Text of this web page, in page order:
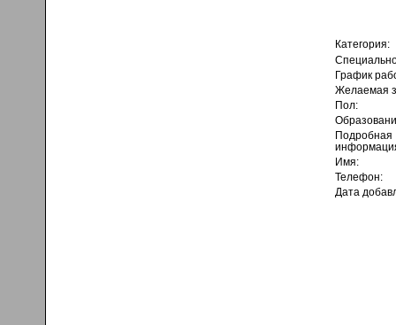
Категория:
График
Желаемая
Пол:
Подробная
Имя:
Телефон:
Дата